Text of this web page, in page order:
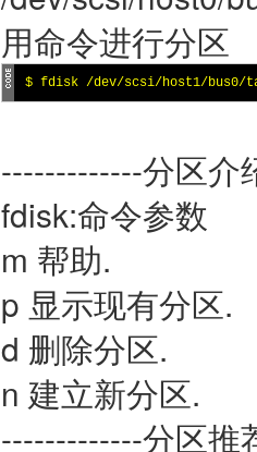
用命令进行分区
$ fdisk /dev/scsi/host1/bus0/
-------------分区介
fdisk:命令参数
m 帮助.
p 显示现有分区.
d 删除分区.
n 建立新分区.
-------------分区推